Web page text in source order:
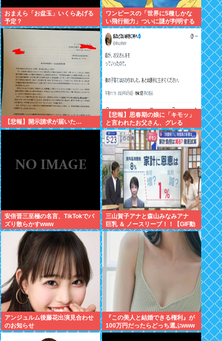
おまえら「お盆玉」いくらあげる
予定？
ワンピースの「世界に5種しかな
い飛行能力」ついに謎が判明する
www
【悲報】開示請求が届いた…
【悲報】思春期の娘に「キモッ」
と言われたお父さん、グレる
安倍晋三至極の名言、TikTokでバ
ズり散らかすwww
三山賀子アナと森山みなみアナ
巨乳 ＆ ノースリーブ！！【GIF動
画あり】
アンジュルム後藤花出演見合わせ
のお知らせ
『この美人と結婚できる権利』が
100万円だったらどっち選ぶwww